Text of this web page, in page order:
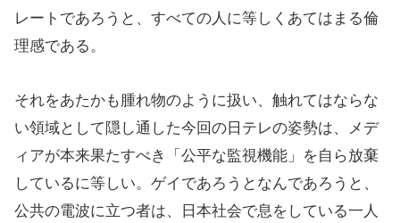
レートであろうと、すべての人に等しくあてはまる倫
理感である。
それをあたかも腫れ物のように扱い、触れてはならな
い領域として隠し通した今回の日テレの姿勢は、メデ
ィアが本来果たすべき「公平な監視機能」を自ら放棄
しているに等しい。ゲイであろうとなんであろうと、
公共の電波に立つ者は、日本社会で息をしている一人